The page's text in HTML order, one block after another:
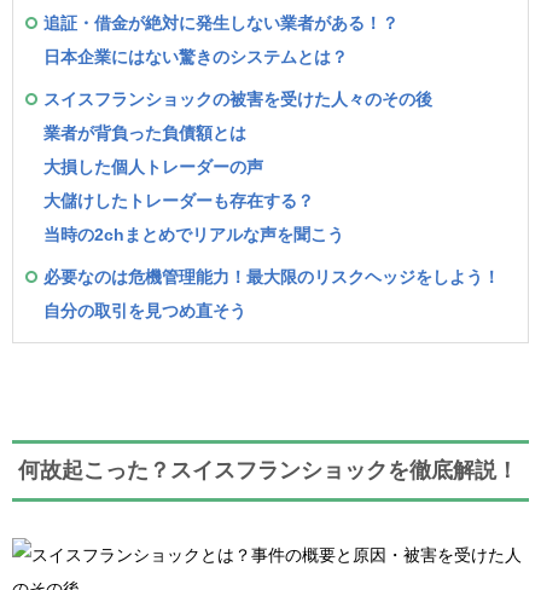
追証・借金が絶対に発生しない業者がある！？
日本企業にはない驚きのシステムとは？
スイスフランショックの被害を受けた人々のその後
業者が背負った負債額とは
大損した個人トレーダーの声
大儲けしたトレーダーも存在する？
当時の2chまとめでリアルな声を聞こう
必要なのは危機管理能力！最大限のリスクヘッジをしよう！
自分の取引を見つめ直そう
何故起こった？スイスフランショックを徹底解説！